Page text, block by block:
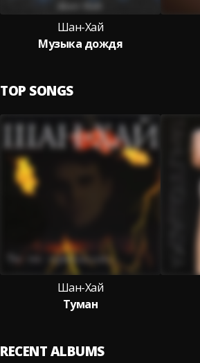
Шан-Хай
Музыка дождя
TOP SONGS
Шан-Хай
Туман
RECENT ALBUMS